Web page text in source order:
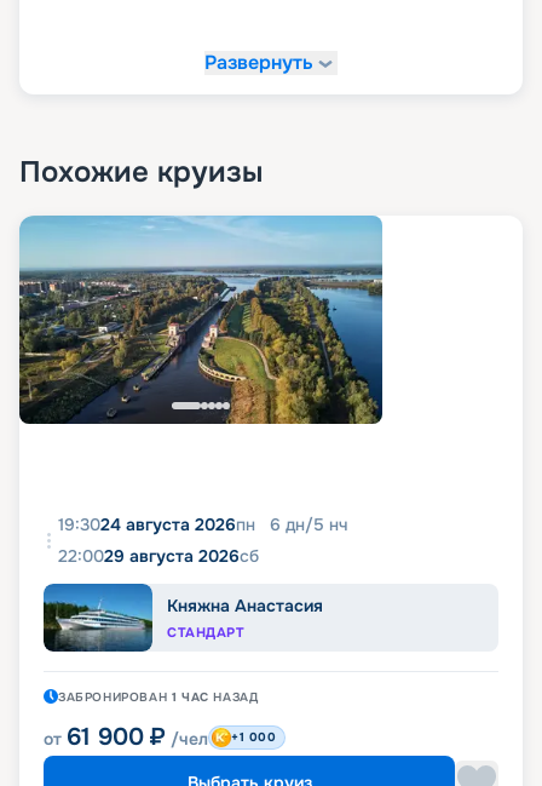
Развернуть
Похожие круизы
19:3024 августа 2026пн 6 дн/5 нч
22:0029 августа 2026сб
Княжна Анастасия
СТАНДАРТ
ЗАБРОНИРОВАН 1 ЧАС НАЗАД
от 61 900 ₽ /чел +1 000